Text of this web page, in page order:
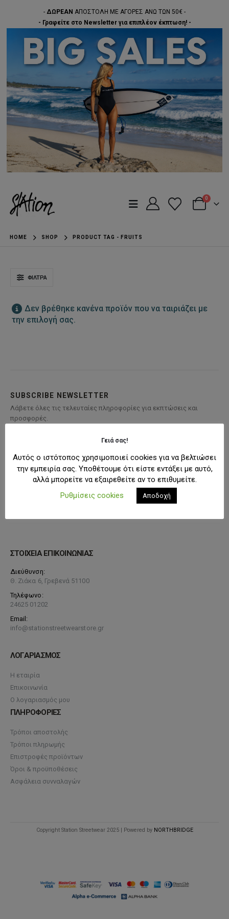
- ΔΩΡΕΑΝ ΑΠΟΣΤΟΛΗ ΜΕ ΑΓΟΡΕΣ ΑΝΩ ΤΩΝ 50€ -
- Γραφείτε στο Newsletter για επιπλέον έκπτωση! -
0
HOME SHOP PRODUCT TAG - FRUITS
ΦΊΛΤΡΑ
Δεν βρέθηκε κανένα προϊόν που να ταιριάζει με
την επιλογή σας.
SUBSCRIBE NEWSLETTER
Λάβετε όλες τις τελευταίες πληροφορίες για εκπτώσεις και
προσφορές.
ΣΤΟΙΧΕΙΑ ΕΠΙΚΟΙΝΩΝΙΑΣ
Διεύθυνση:
Θ. Ζιάκα 6, Γρεβενά 51100
Τηλέφωνο:
24625 01202
Email:
info@stationstreetwearstore.gr
ΛΟΓΑΡΙΑΣΜΟΣ
Η εταιρία
Επικοινωνία
Ο λογαριασμός μου
ΠΛΗΡΟΦΟΡΙΕΣ
Τρόποι αποστολής
Τρόποι πληρωμής
Επιστροφές προϊόντων
Όροι & προϋποθέσεις
Ασφάλεια συνναλαγών
Copyright Station Streetwear 2025 | Powered by NORTHBRIDGE
Γειά σας!
Αυτός ο ιστότοπος χρησιμοποιεί cookies για να βελτιώσει
την εμπειρία σας. Υποθέτουμε ότι είστε εντάξει με αυτό,
αλλά μπορείτε να εξαιρεθείτε αν το επιθυμείτε.
Ρυθμίσεις cookies
Αποδοχή